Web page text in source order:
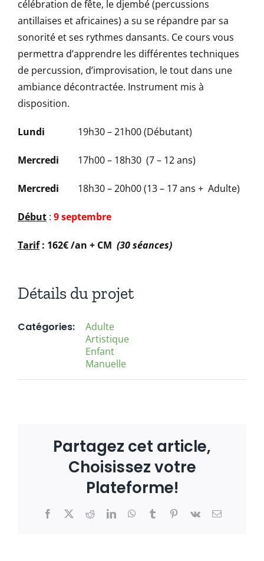
célébration de fête, le djembé (percussions
antillaises et africaines) a su se répandre par sa
sonorité et ses rythmes dansants. Ce cours vous
permettra d’apprendre les différentes techniques
de percussion, d’improvisation, le tout dans une
ambiance décontractée. Instrument mis à
disposition.
Lundi 19h30 – 21h00 (Débutant)
Mercredi 17h00 – 18h30 (7 – 12 ans)
Mercredi 18h30 – 20h00 (13 – 17 ans + Adulte)
Début : 9 septembre
Tarif : 162€ /an + CM (30 séances)
Détails du projet
Catégories:
Adulte
Artistique
Enfant
Manuelle
Partagez cet article,
Choisissez votre
Plateforme!
Facebook
X RedditLinkedInWhatsApp
TumblrPinterest
Vk Email